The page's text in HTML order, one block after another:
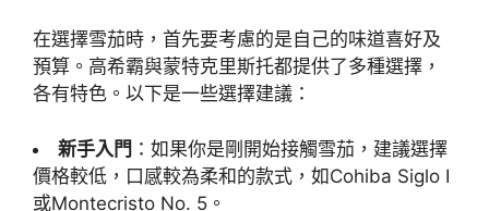
在選擇雪茄時，首先要考慮的是自己的味道喜好及
預算。高希霸與蒙特克里斯托都提供了多種選擇，
各有特色。以下是一些選擇建議：
新手入門 ：如果你是剛開始接觸雪茄，建議選擇
價格較低，口感較為柔和的款式，如Cohiba Siglo I
或Montecristo No. 5。